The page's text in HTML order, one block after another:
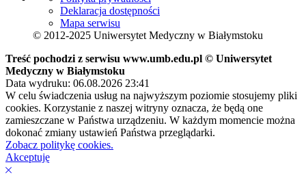
Deklaracja dostępności
Mapa serwisu
© 2012-2025 Uniwersytet Medyczny w Białymstoku
Treść pochodzi z serwisu www.umb.edu.pl © Uniwersytet
Medyczny w Białymstoku
Data wydruku: 06.08.2026 23:41
W celu świadczenia usług na najwyższym poziomie stosujemy pliki
cookies. Korzystanie z naszej witryny oznacza, że będą one
zamieszczane w Państwa urządzeniu. W każdym momencie można
dokonać zmiany ustawień Państwa przeglądarki.
Zobacz politykę cookies.
Akceptuję